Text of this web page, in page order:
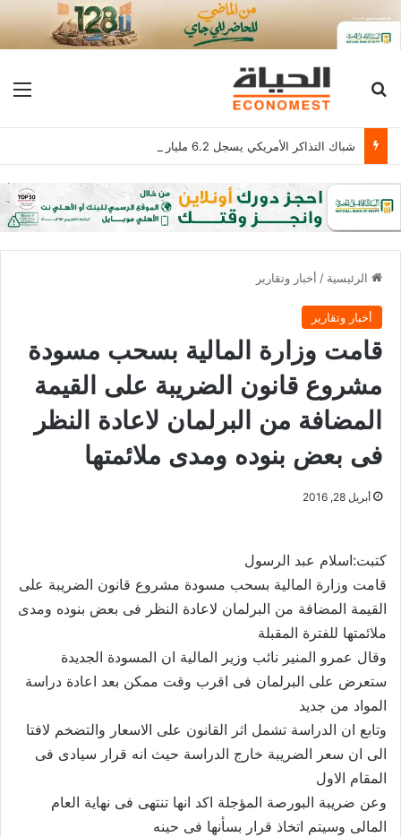
بحث عن
شباك التذاكر الأمريكي يسجل 6.2 مليار دولار
الرئيسية / أخبار وتقارير
أخبار وتقارير
قامت وزارة المالية بسحب مسودة
مشروع قانون الضريبة على القيمة
المضافة من البرلمان لاعادة النظر
فى بعض بنوده ومدى ملائمتها
أبريل 28, 2016
كتبت:اسلام عبد الرسول
قامت وزارة المالية بسحب مسودة مشروع قانون الضريبة على
القيمة المضافة من البرلمان لاعادة النظر فى بعض بنوده ومدى
ملائمتها للفترة المقبلة
وقال عمرو المنير نائب وزير المالية ان المسودة الجديدة
ستعرض على البرلمان فى اقرب وقت ممكن بعد اعادة دراسة
المواد من جديد
وتابع ان الدراسة تشمل اثر القانون على الاسعار والتضخم لافتا
الى ان سعر الضريبة خارج الدراسة حيث انه قرار سيادى فى
المقام الاول
وعن ضريبة البورصة المؤجلة اكد انها تنتهى فى نهاية العام
المالى وسيتم اتخاذ قرار بسأنها فى حينه